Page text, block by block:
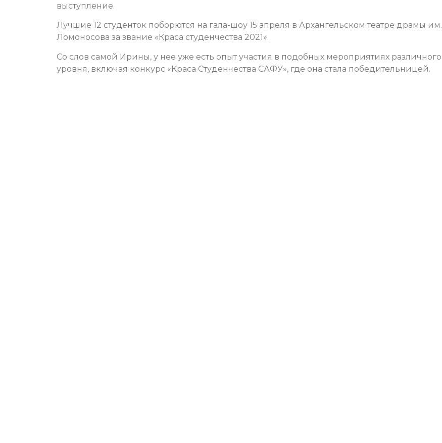
выступление.
Лучшие 12 студенток поборются на гала-шоу 15 апреля в Архангельском театре драмы им.
Ломоносова за звание «Краса студенчества 2021».
Со слов самой Ирины, у нее уже есть опыт участия в подобных мероприятиях различного
уровня, включая конкурс «Краса Студенчества САФУ», где она стала победительницей.